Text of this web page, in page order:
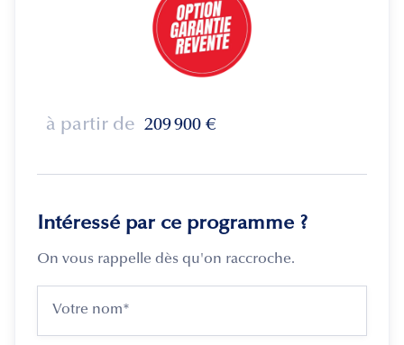
à partir de 209 900 €
Intéressé par ce programme ?
On vous rappelle dès qu'on raccroche.